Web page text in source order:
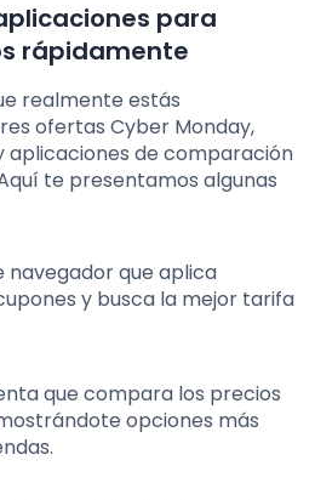
para
rápidamente
realmente estás
ofertas Cyber Monday,
aplicaciones de comparación
te presentamos algunas
navegador que aplica
y busca la mejor tarifa
que compara los precios
opciones más